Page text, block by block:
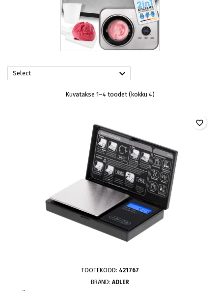
Select 
Kuvatakse 1–4 toodet (kokku 4)
TOOTEKOOD: 421767
BRÄND: ADLER
favorite_border